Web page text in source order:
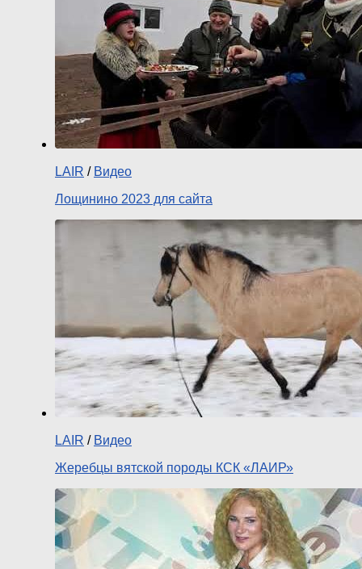
LAIR / Видео
Лощинино 2023 для сайта
LAIR / Видео
Жеребцы вятской породы КСК «ЛАИР»